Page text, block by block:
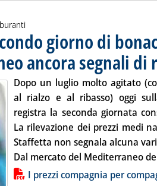
giorno di
ancora segnali di
Dopo un luglio molto agitato
al rialzo e al ribasso) oggi
registra la seconda giornata
La rilevazione dei prezzi medi
Staffetta non segnala alcuna
Dal mercato del Mediterraneo
notizia
I prezzi compagnia per